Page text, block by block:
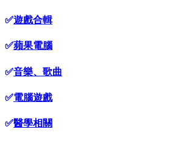
✅遊戲合輯
✅蘋果電腦
✅音樂、歌曲
✅電腦遊戲
✅醫學相關